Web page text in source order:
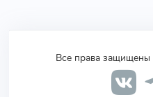
Все права